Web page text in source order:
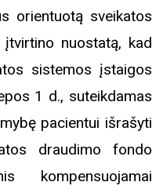
orientuotą sveikatos
nuostatą, kad
sistemos įstaigos
1 d., suteikdamas
pacientui išrašyti
draudimo fondo
kompensuojamai